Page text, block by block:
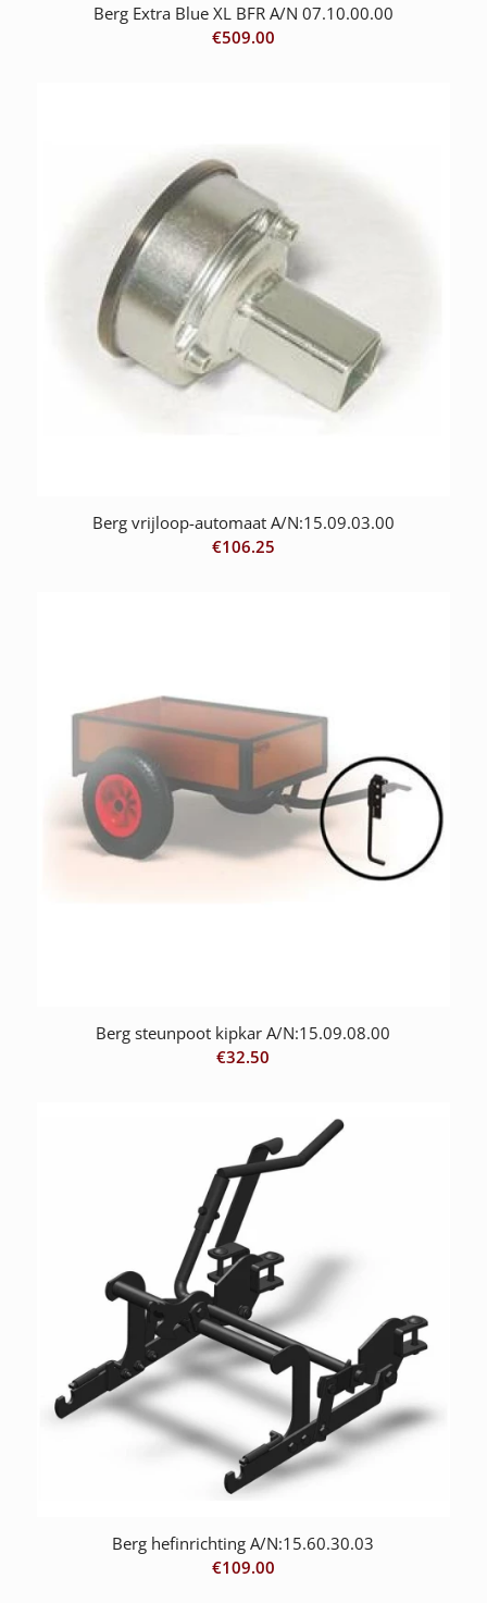
Berg Extra Blue XL BFR A/N 07.10.00.00
€509.00
Berg vrijloop-automaat A/N:15.09.03.00
€106.25
Berg steunpoot kipkar A/N:15.09.08.00
€32.50
Berg hefinrichting A/N:15.60.30.03
€109.00